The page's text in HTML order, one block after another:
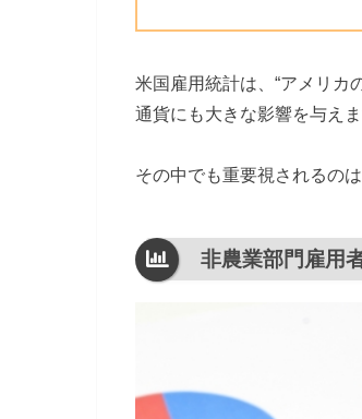
米国雇用統計は、“アメリカ
通貨にも大きな影響を与えま
その中でも重要視されるのは
非農業部門雇用